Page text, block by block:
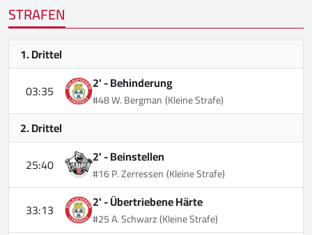
STRAFEN
1. Drittel
03:35
2' -Behinderung
#48 W. Bergman(Kleine Strafe)
2. Drittel
25:40
2' -Beinstellen
#16 P. Zerressen(Kleine Strafe)
33:13 2' -Übertriebene Härte
#25 A. Schwarz(Kleine Strafe)